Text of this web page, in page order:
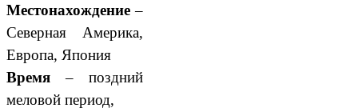
Местонахождение –
Северная Америка,
Европа, Япония
Время – поздний
меловой период,